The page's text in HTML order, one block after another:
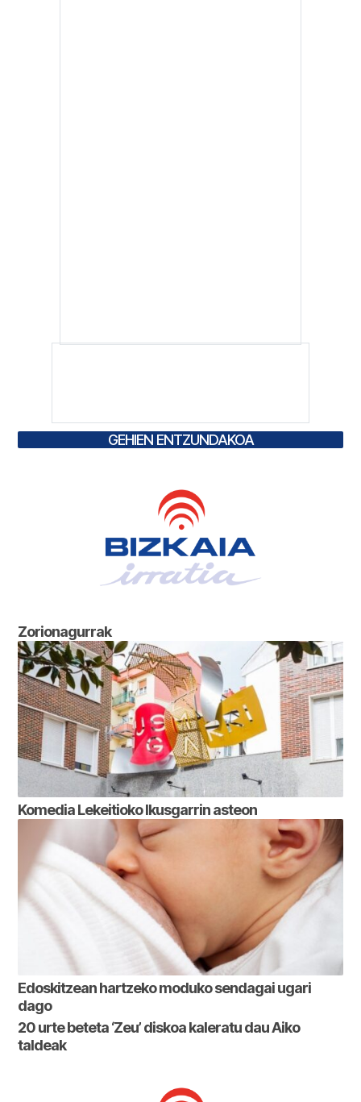
GEHIEN ENTZUNDAKOA
Zorionagurrak
Komedia Lekeitioko Ikusgarrin asteon
Edoskitzean hartzeko moduko sendagai ugari
dago
20 urte beteta ‘Zeu’ diskoa kaleratu dau Aiko
taldeak